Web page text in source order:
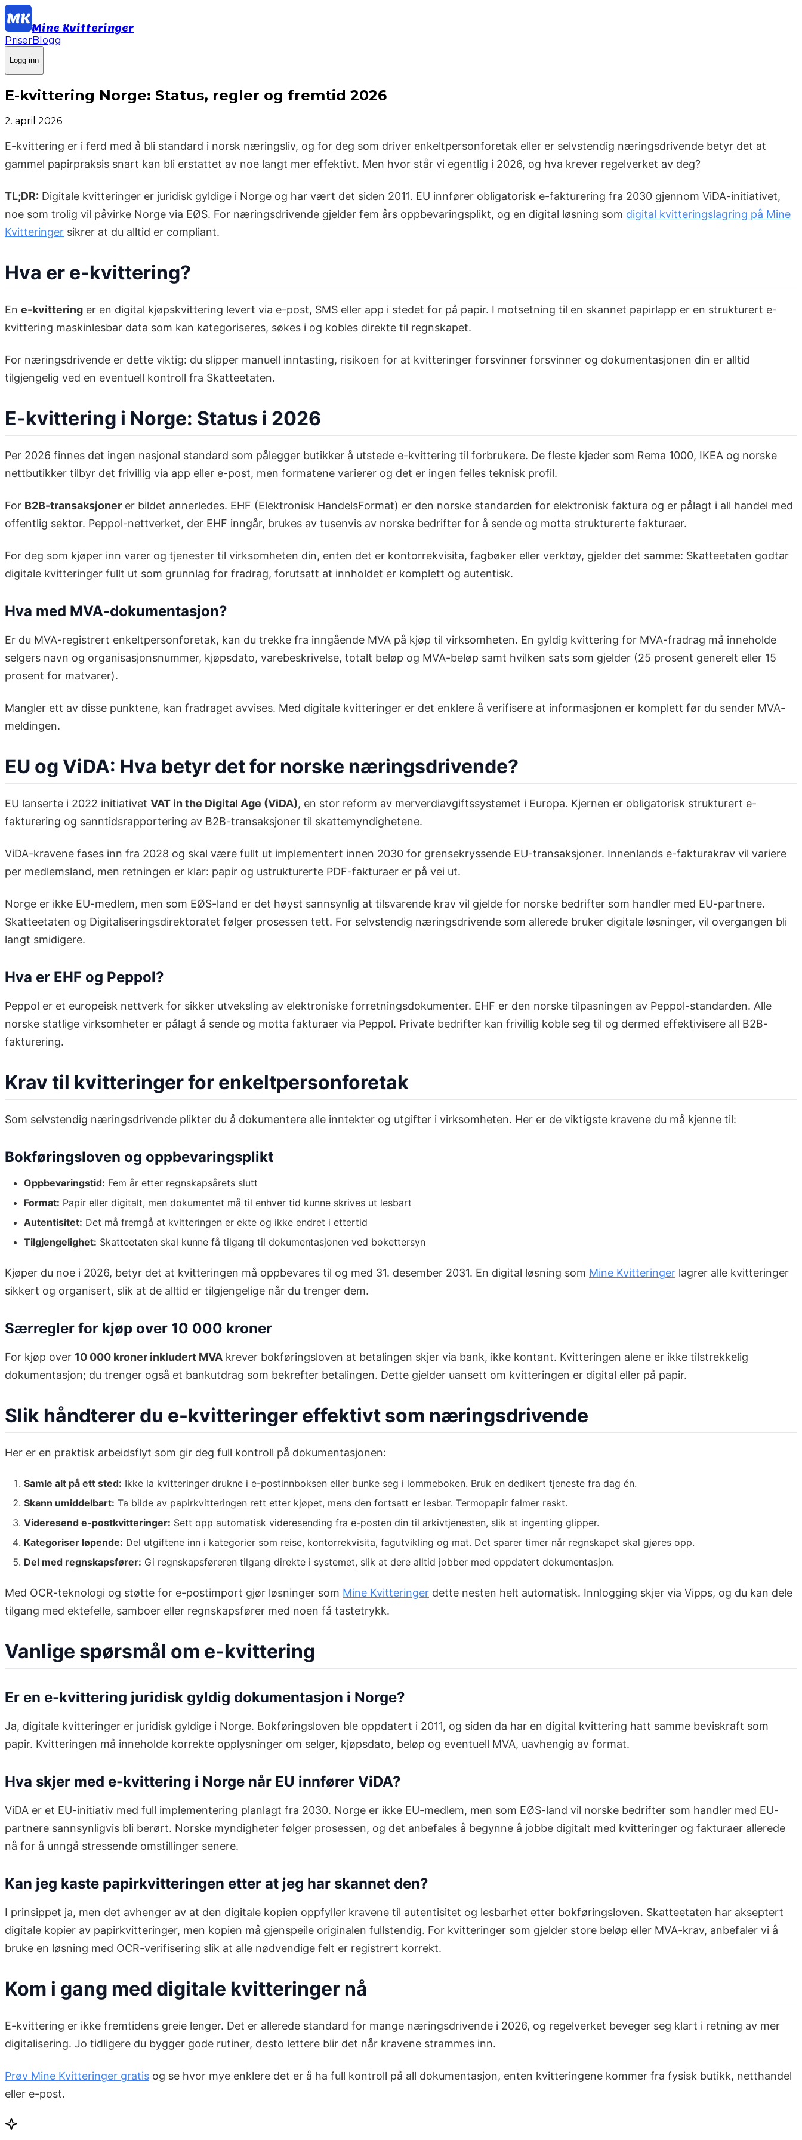
Mine Kvitteringer
PriserBlogg
Logg inn
E-kvittering Norge: Status, regler og fremtid 2026
2. april 2026
E-kvittering er i ferd med å bli standard i norsk næringsliv, og for deg som driver enkeltpersonforetak eller er selvstendig næringsdrivende betyr det at
gammel papirpraksis snart kan bli erstattet av noe langt mer effektivt. Men hvor står vi egentlig i 2026, og hva krever regelverket av deg?
TL;DR: Digitale kvitteringer er juridisk gyldige i Norge og har vært det siden 2011. EU innfører obligatorisk e-fakturering fra 2030 gjennom ViDA-initiativet,
noe som trolig vil påvirke Norge via EØS. For næringsdrivende gjelder fem års oppbevaringsplikt, og en digital løsning som digital kvitteringslagring på Mine
Kvitteringer sikrer at du alltid er compliant.
Hva er e-kvittering?
En e-kvittering er en digital kjøpskvittering levert via e-post, SMS eller app i stedet for på papir. I motsetning til en skannet papirlapp er en strukturert e-
kvittering maskinlesbar data som kan kategoriseres, søkes i og kobles direkte til regnskapet.
For næringsdrivende er dette viktig: du slipper manuell inntasting, risikoen for at kvitteringer forsvinner forsvinner og dokumentasjonen din er alltid
tilgjengelig ved en eventuell kontroll fra Skatteetaten.
E-kvittering i Norge: Status i 2026
Per 2026 finnes det ingen nasjonal standard som pålegger butikker å utstede e-kvittering til forbrukere. De fleste kjeder som Rema 1000, IKEA og norske
nettbutikker tilbyr det frivillig via app eller e-post, men formatene varierer og det er ingen felles teknisk profil.
For B2B-transaksjoner er bildet annerledes. EHF (Elektronisk HandelsFormat) er den norske standarden for elektronisk faktura og er pålagt i all handel med
offentlig sektor. Peppol-nettverket, der EHF inngår, brukes av tusenvis av norske bedrifter for å sende og motta strukturerte fakturaer.
For deg som kjøper inn varer og tjenester til virksomheten din, enten det er kontorrekvisita, fagbøker eller verktøy, gjelder det samme: Skatteetaten godtar
digitale kvitteringer fullt ut som grunnlag for fradrag, forutsatt at innholdet er komplett og autentisk.
Hva med MVA-dokumentasjon?
Er du MVA-registrert enkeltpersonforetak, kan du trekke fra inngående MVA på kjøp til virksomheten. En gyldig kvittering for MVA-fradrag må inneholde
selgers navn og organisasjonsnummer, kjøpsdato, varebeskrivelse, totalt beløp og MVA-beløp samt hvilken sats som gjelder (25 prosent generelt eller 15
prosent for matvarer).
Mangler ett av disse punktene, kan fradraget avvises. Med digitale kvitteringer er det enklere å verifisere at informasjonen er komplett før du sender MVA-
meldingen.
EU og ViDA: Hva betyr det for norske næringsdrivende?
EU lanserte i 2022 initiativet VAT in the Digital Age (ViDA), en stor reform av merverdiavgiftssystemet i Europa. Kjernen er obligatorisk strukturert e-
fakturering og sanntidsrapportering av B2B-transaksjoner til skattemyndighetene.
ViDA-kravene fases inn fra 2028 og skal være fullt ut implementert innen 2030 for grensekryssende EU-transaksjoner. Innenlands e-fakturakrav vil variere
per medlemsland, men retningen er klar: papir og ustrukturerte PDF-fakturaer er på vei ut.
Norge er ikke EU-medlem, men som EØS-land er det høyst sannsynlig at tilsvarende krav vil gjelde for norske bedrifter som handler med EU-partnere.
Skatteetaten og Digitaliseringsdirektoratet følger prosessen tett. For selvstendig næringsdrivende som allerede bruker digitale løsninger, vil overgangen bli
langt smidigere.
Hva er EHF og Peppol?
Peppol er et europeisk nettverk for sikker utveksling av elektroniske forretningsdokumenter. EHF er den norske tilpasningen av Peppol-standarden. Alle
norske statlige virksomheter er pålagt å sende og motta fakturaer via Peppol. Private bedrifter kan frivillig koble seg til og dermed effektivisere all B2B-
fakturering.
Krav til kvitteringer for enkeltpersonforetak
Som selvstendig næringsdrivende plikter du å dokumentere alle inntekter og utgifter i virksomheten. Her er de viktigste kravene du må kjenne til:
Bokføringsloven og oppbevaringsplikt
Oppbevaringstid: Fem år etter regnskapsårets slutt
Format: Papir eller digitalt, men dokumentet må til enhver tid kunne skrives ut lesbart
Autentisitet: Det må fremgå at kvitteringen er ekte og ikke endret i ettertid
Tilgjengelighet: Skatteetaten skal kunne få tilgang til dokumentasjonen ved bokettersyn
Kjøper du noe i 2026, betyr det at kvitteringen må oppbevares til og med 31. desember 2031. En digital løsning som Mine Kvitteringer lagrer alle kvitteringer
sikkert og organisert, slik at de alltid er tilgjengelige når du trenger dem.
Særregler for kjøp over 10 000 kroner
For kjøp over 10 000 kroner inkludert MVA krever bokføringsloven at betalingen skjer via bank, ikke kontant. Kvitteringen alene er ikke tilstrekkelig
dokumentasjon; du trenger også et bankutdrag som bekrefter betalingen. Dette gjelder uansett om kvitteringen er digital eller på papir.
Slik håndterer du e-kvitteringer effektivt som næringsdrivende
Her er en praktisk arbeidsflyt som gir deg full kontroll på dokumentasjonen:
Samle alt på ett sted: Ikke la kvitteringer drukne i e-postinnboksen eller bunke seg i lommeboken. Bruk en dedikert tjeneste fra dag én.
Skann umiddelbart: Ta bilde av papirkvitteringen rett etter kjøpet, mens den fortsatt er lesbar. Termopapir falmer raskt.
Videresend e-postkvitteringer: Sett opp automatisk videresending fra e-posten din til arkivtjenesten, slik at ingenting glipper.
Kategoriser løpende: Del utgiftene inn i kategorier som reise, kontorrekvisita, fagutvikling og mat. Det sparer timer når regnskapet skal gjøres opp.
Del med regnskapsfører: Gi regnskapsføreren tilgang direkte i systemet, slik at dere alltid jobber med oppdatert dokumentasjon.
Med OCR-teknologi og støtte for e-postimport gjør løsninger som Mine Kvitteringer dette nesten helt automatisk. Innlogging skjer via Vipps, og du kan dele
tilgang med ektefelle, samboer eller regnskapsfører med noen få tastetrykk.
Vanlige spørsmål om e-kvittering
Er en e-kvittering juridisk gyldig dokumentasjon i Norge?
Ja, digitale kvitteringer er juridisk gyldige i Norge. Bokføringsloven ble oppdatert i 2011, og siden da har en digital kvittering hatt samme beviskraft som
papir. Kvitteringen må inneholde korrekte opplysninger om selger, kjøpsdato, beløp og eventuell MVA, uavhengig av format.
Hva skjer med e-kvittering i Norge når EU innfører ViDA?
ViDA er et EU-initiativ med full implementering planlagt fra 2030. Norge er ikke EU-medlem, men som EØS-land vil norske bedrifter som handler med EU-
partnere sannsynligvis bli berørt. Norske myndigheter følger prosessen, og det anbefales å begynne å jobbe digitalt med kvitteringer og fakturaer allerede
nå for å unngå stressende omstillinger senere.
Kan jeg kaste papirkvitteringen etter at jeg har skannet den?
I prinsippet ja, men det avhenger av at den digitale kopien oppfyller kravene til autentisitet og lesbarhet etter bokføringsloven. Skatteetaten har akseptert
digitale kopier av papirkvitteringer, men kopien må gjenspeile originalen fullstendig. For kvitteringer som gjelder store beløp eller MVA-krav, anbefaler vi å
bruke en løsning med OCR-verifisering slik at alle nødvendige felt er registrert korrekt.
Kom i gang med digitale kvitteringer nå
E-kvittering er ikke fremtidens greie lenger. Det er allerede standard for mange næringsdrivende i 2026, og regelverket beveger seg klart i retning av mer
digitalisering. Jo tidligere du bygger gode rutiner, desto lettere blir det når kravene strammes inn.
Prøv Mine Kvitteringer gratis og se hvor mye enklere det er å ha full kontroll på all dokumentasjon, enten kvitteringene kommer fra fysisk butikk, netthandel
eller e-post.